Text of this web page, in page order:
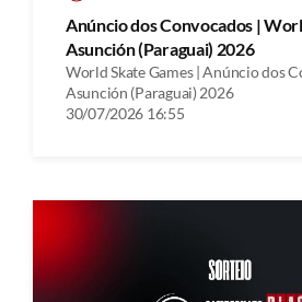
Anúncio dos Convocados |
Asunción (Paraguai) 2026
World Skate Games | Anúncio dos
Asunción (Paraguai) 2026
30/07/2026 16:55